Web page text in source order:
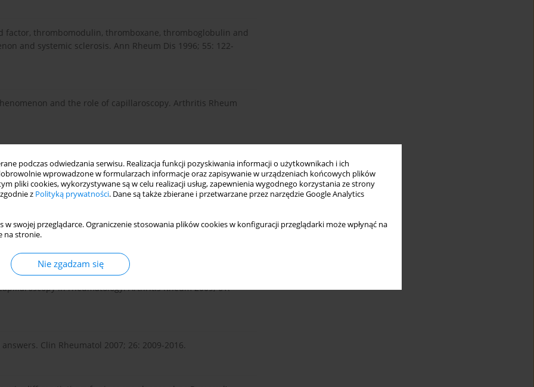
podczas odwiedzania serwisu. Realizacja funkcji pozyskiwania informacji o użytkownikach i ich
wprowadzone w formularzach informacje oraz zapisywanie w urządzeniach końcowych plików
pliki cookies, wykorzystywane są w celu realizacji usług, zapewnienia wygodnego korzystania ze strony
z Polityką prywatności. Dane są także zbierane i przetwarzane przez narzędzie Google Analytics
w swojej przeglądarce. Ograniczenie stosowania plików cookies w konfiguracji przeglądarki może wpłynąć na
na stronie.
Nie zgadzam się
factor, thrombomodulin, thromboxane, thromboglobulin and
and systemic sclerosis. Ann Rheum Dis 1996; 55: 122-
and the role of capillaroscopy. Arthritis Rheum
value of nailfold capillaroscopy in patients with Raynaud’s
primary Raynaud’s phenomenon to secondary
comment on the article by Hirschl et al. [letter]. Arthritis
in rheumatology. Arthritis Rheum 2009; 61:
Clin Rheumatol 2007; 26: 2009-2016.